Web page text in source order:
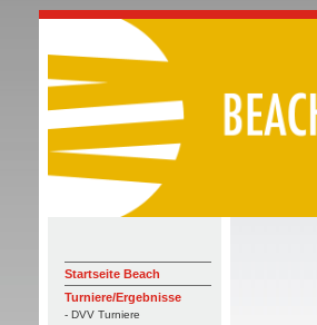
Startseite Beach
Turniere/Ergebnisse
- DVV Turniere